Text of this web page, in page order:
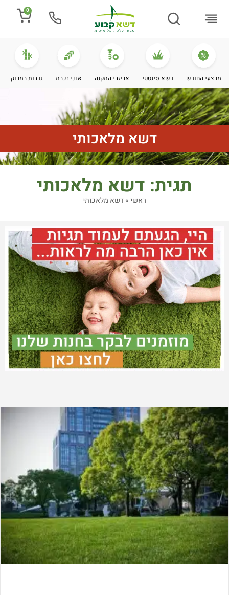
0
מבצעי החודש דשא סינטטי אביזרי התקנה אדני רכבת גדרות במבוק
דשא מלאכותי
תגית: דשא מלאכותי
ראשי»דשא מלאכותי